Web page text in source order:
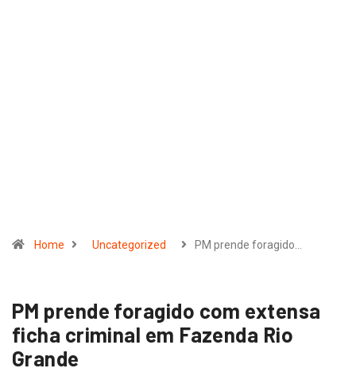
Home Uncategorized PM prende foragido…
PM prende foragido com extensa
ficha criminal em Fazenda Rio
Grande